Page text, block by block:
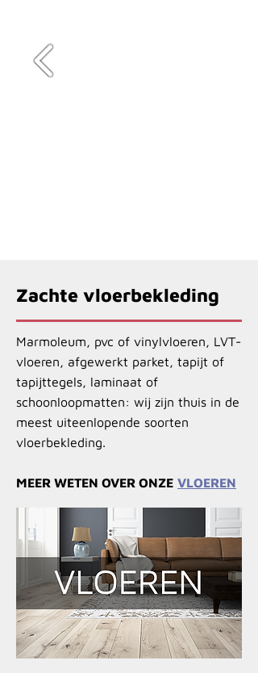
Zachte vloerbekleding
Marmoleum, pvc of vinylvloeren, LVT-
vloeren, afgewerkt parket, tapijt of
tapijttegels, laminaat of
schoonloopmatten: wij zijn thuis in de
meest uiteenlopende soorten
vloerbekleding.
MEER WETEN OVER ONZE VLOEREN